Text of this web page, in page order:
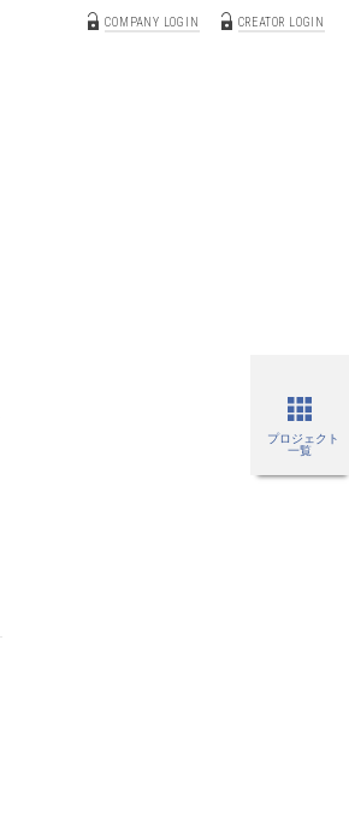
COMPANY LOGIN CREATOR LOGIN
プロジェクト
一覧